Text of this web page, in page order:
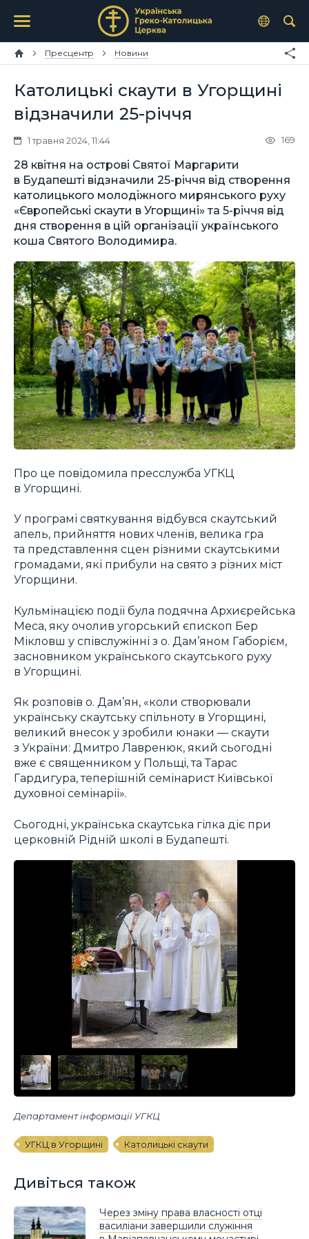
Пресцентр Новини
Католицькі скаути в Угорщині
відзначили 25-річчя
1 травня 2024, 11:44 169
28 квітня на острові Святої Маргарити
в Будапешті відзначили 25-річчя від створення
католицького молодіжного мирянського руху
«Європейські скаути в Угорщині» та 5-річчя від
дня створення в цій організації українського
коша Святого Володимира.
Про це повідомила пресслужба УГКЦ
в Угорщині.
У програмі святкування відбувся скаутський
апель, прийняття нових членів, велика гра
та представлення сцен різними скаутськими
громадами, які прибули на свято з різних міст
Угорщини.
Кульмінацією події була подячна Архиєрейська
Меса, яку очолив угорський єпископ Бер
Мікловш у співслужінні з о. Дам’яном Габорієм,
засновником українського скаутського руху
в Угорщині.
Як розповів о. Дам’ян, «коли створювали
українську скаутську спільноту в Угорщині,
великий внесок у зробили юнаки — скаути
з України: Дмитро Лавренюк, який сьогодні
вже є священником у Польщі, та Тарас
Гардигура, теперішній семінарист Київської
духовної семінарії».
Сьогодні, українська скаутська гілка діє при
церковній Рідній школі в Будапешті.
Департамент інформації УГКЦ
УГКЦ в Угорщині Католицькі скаути
Дивіться також
Через зміну права власності отці
василіани завершили служіння